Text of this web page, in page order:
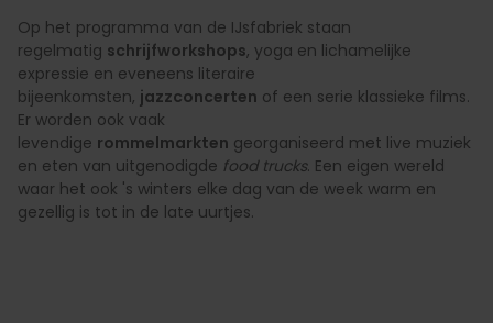
Op het programma van de IJsfabriek staan
regelmatig schrijfworkshops, yoga en lichamelijke
expressie en eveneens literaire
bijeenkomsten, jazzconcerten of een serie klassieke films.
Er worden ook vaak
levendige rommelmarkten georganiseerd met live muziek
en eten van uitgenodigde food trucks. Een eigen wereld
waar het ook 's winters elke dag van de week warm en
gezellig is tot in de late uurtjes.